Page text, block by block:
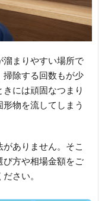
溜まりやすい場所で
掃除する回数もが少
には頑固なつまり
物を流してしまう
ありません。そこ
び方や相場金額をご
さい。